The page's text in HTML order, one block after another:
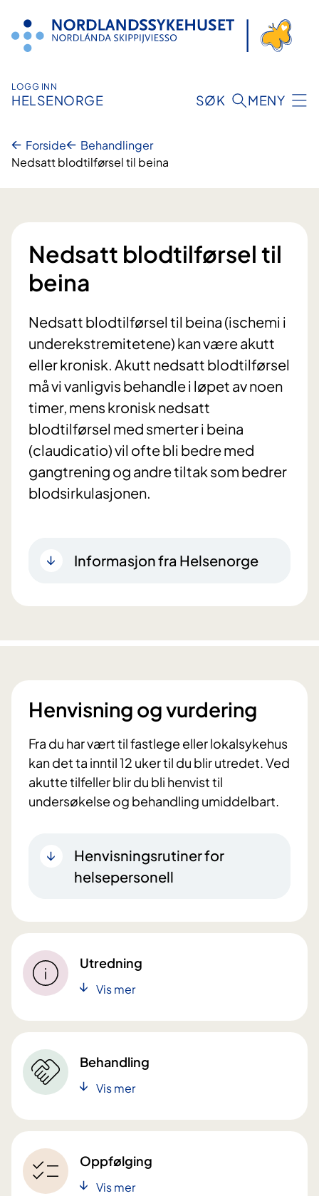
innhold
LOGG INN
HELSENORGE SØK MENY
Forside
Behandlinger
Nedsatt blodtilførsel til beina
Nedsatt blodtilførsel til
beina
Nedsatt blodtilførsel til beina (ischemi i
underekstremitetene) kan være akutt
eller kronisk. Akutt nedsatt blodtilførsel
må vi vanligvis behandle i løpet av noen
timer, mens kronisk nedsatt
blodtilførsel med smerter i beina
(claudicatio) vil ofte bli bedre med
gangtrening og andre tiltak som bedrer
blodsirkulasjonen.
Informasjon fra Helsenorge
Henvisning og vurdering
Fra du har vært til fastlege eller lokalsykehus
kan det ta inntil 12 uker til du blir utredet. Ved
akutte tilfeller blir du bli henvist til
undersøkelse og behandling umiddelbart.
Henvisningsrutiner for
helsepersonell
Utredning
Vis mer
Behandling
Vis mer
Oppfølging
Vis mer